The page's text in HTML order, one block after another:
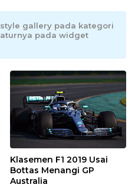
gallery pada kategori
pada widget
Klasemen F1 2019 Usai
Bottas Menangi GP
Australia